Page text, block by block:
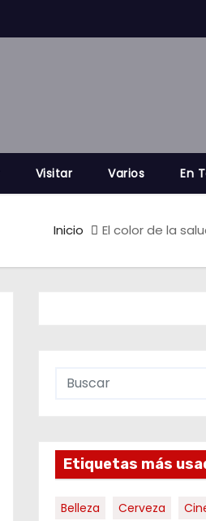
Visitar Varios En
Inicio El color de la
Etiquetas más
Belleza Cerveza